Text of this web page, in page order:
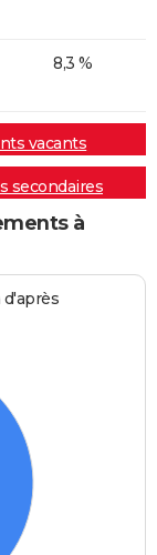
8,3 %
vacants
secondaires
à